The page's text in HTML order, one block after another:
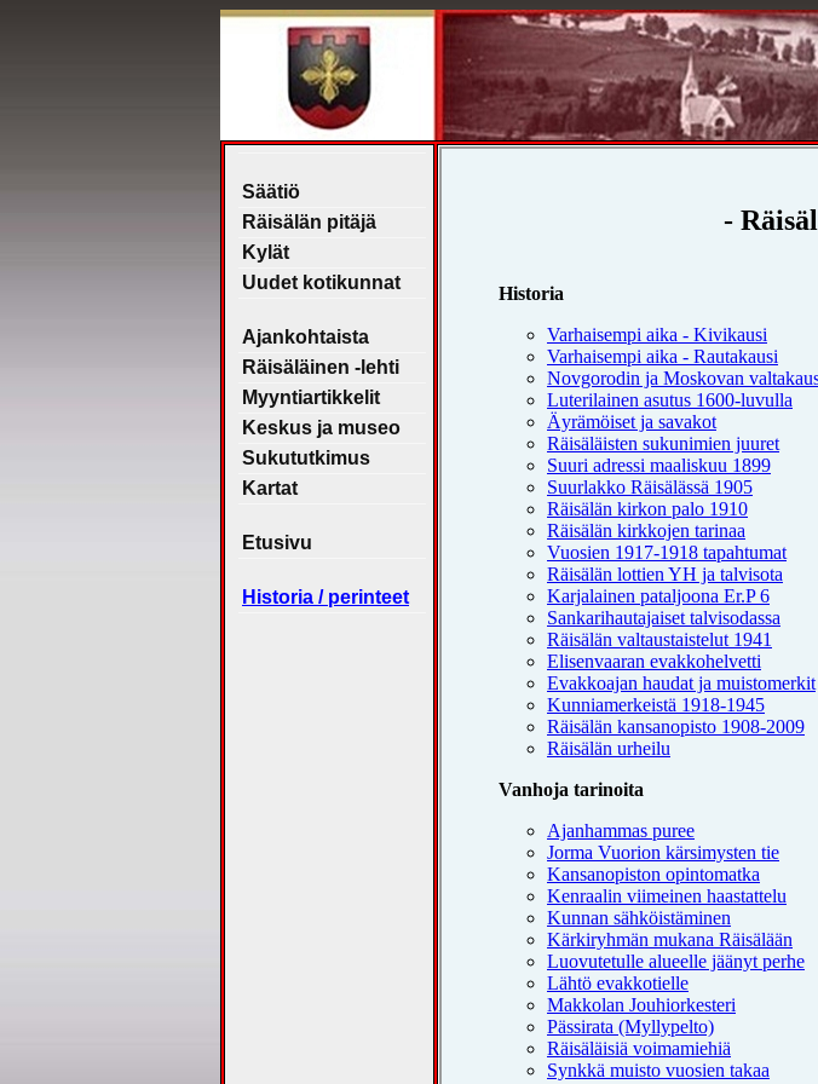
Säätiö
Räisälän pitäjä
Kylät
Uudet kotikunnat
Ajankohtaista
Räisäläinen -lehti
Myyntiartikkelit
Keskus ja museo
Sukututkimus
Kartat
Etusivu
Historia / perinteet